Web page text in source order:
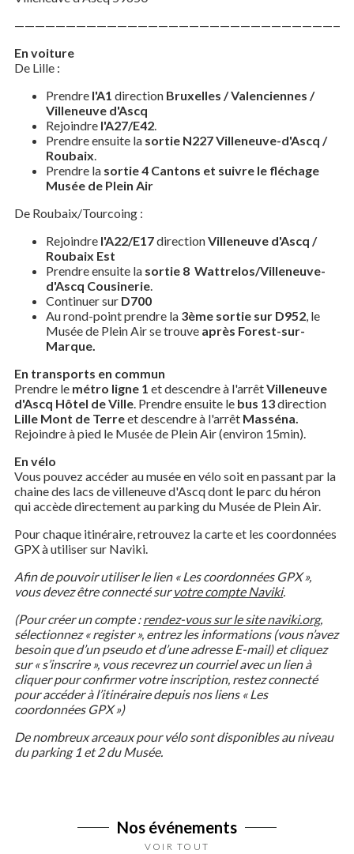
En voiture
De Lille :
Prendre l'A1 direction Bruxelles / Valenciennes /
Villeneuve d'Ascq
Rejoindre l'A27/E42
Prendre ensuite la sortie N227 Villeneuve-d'Ascq /
Roubaix
Prendre la sortie 4 Cantons et suivre le fléchage
Musée de Plein Air
De Roubaix/Tourcoing :
Rejoindre l'A22/E17directionVilleneuve d'Ascq /
Roubaix Est
Prendre ensuite la sortie 8 Wattrelos/Villeneuve-
d'Ascq Cousinerie
Continuer sur D700
Au rond-point prendre la 3ème sortie sur D952 , le
Musée de Plein Air se trouve après Forest-sur-
Marque.
En transports en commun
Prendre le métro ligne 1et descendre à l'arrêtVilleneuve
d'Ascq Hôtel de Ville . Prendre ensuite le bus 13direction
Lille Mont de Terreet descendre à l'arrêt Masséna.
Rejoindre à pied le Musée de Plein Air (environ 15min).
En vélo
Vous pouvez accéder au musée en vélo soit en passant par la
chaine des lacs de villeneuve d'Ascq dont le parc du héron
qui accède directement au parking du Musée de Plein Air.
Pour chaque itinéraire, retrouvez la carte et les coordonnées
GPX à utiliser sur Naviki.
Afin de pouvoir utiliser le lien « Les coordonnées GPX »,
vous devez être connecté survotre compte Naviki.
(Pour créer un compte :rendez-vous sur le site naviki.org,
sélectionnez « register », entrez les informations (vous n’avez
besoin que d’un pseudo et d’une adresse E-mail) et cliquez
sur « s’inscrire », vous recevrez un courriel avec un lien à
cliquer pour confirmer votre inscription, restez connecté
pour accéder à l’itinéraire depuis nos liens « Les
coordonnées GPX »)
De nombreux arceaux pour vélo sont disponibles au niveau
du parking 1 et 2 du Musée.
Nos événements
VOIR TOUT